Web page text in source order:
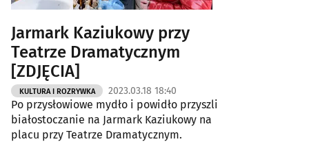
Jarmark Kaziukowy przy
Teatrze Dramatycznym
[ZDJĘCIA]
KULTURA I ROZRYWKA 2023.03.18 18:40
Po przysłowiowe mydło i powidło przyszli
białostoczanie na Jarmark Kaziukowy na
placu przy Teatrze Dramatycznym.